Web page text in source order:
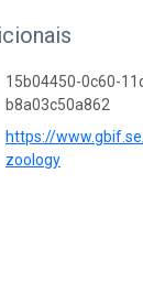
15b04450-0c60-
b8a03c50a862
https://
zoology